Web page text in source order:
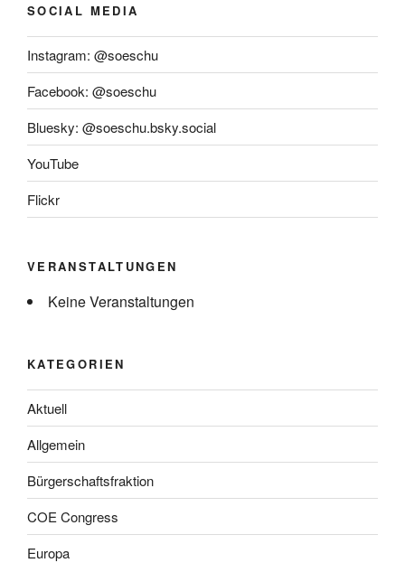
SOCIAL MEDIA
Instagram: @soeschu
Facebook: @soeschu
Bluesky: @soeschu.bsky.social
YouTube
Flickr
VERANSTALTUNGEN
Keine Veranstaltungen
KATEGORIEN
Aktuell
Allgemein
Bürgerschaftsfraktion
COE Congress
Europa